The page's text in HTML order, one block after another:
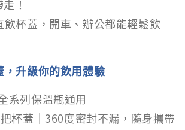
！
杯蓋，開車、辦公都能輕鬆飲
，升級你的飲用體驗
系列保溫瓶通用
杯蓋｜360度密封不漏，隨身攜帶